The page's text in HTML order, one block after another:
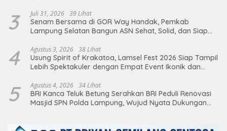
3 Juli 31, 2026 39 Lihat
Senam Bersama di GOR Way Handak, Pemkab
Lampung Selatan Bangun ASN Sehat, Solid, dan Siap
4 Agustus 3, 2026 38 Lihat
Usung Spirit of Krakatoa, Lamsel Fest 2026 Siap Tampil
Lebih Spektakuler dengan Empat Event Ikonik dan
5 Agustus 4, 2026 34 Lihat
BRI Kanca Teluk Betung Serahkan BRI Peduli Renovasi
Masjid SPN Polda Lampung, Wujud Nyata Dukungan